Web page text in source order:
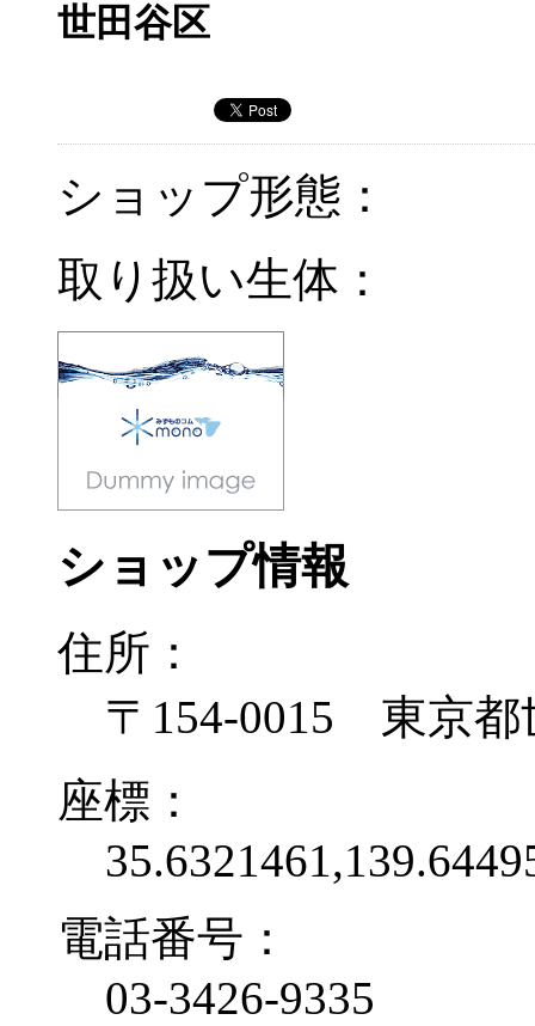
世田谷区
ショップ形態：
取り扱い生体：
ショップ情報
住所：
〒154-0015 東京
座標：
電話番号：
03-3426-9335